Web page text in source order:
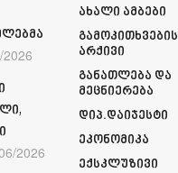
2026
Ახალი Ამბები
Გამოკითხვების
Არქივი
Განათლება Და
Მეცნიერება
Დიპ.დაიჯესტი
Ეკონომიკა
Ექსკლუზივი